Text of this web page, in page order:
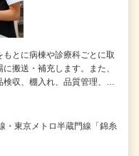
とに病棟や診療科ごとに取
搬送・補充します。また、
検収、棚入れ、品質管理、…
・東京メトロ半蔵門線「錦糸